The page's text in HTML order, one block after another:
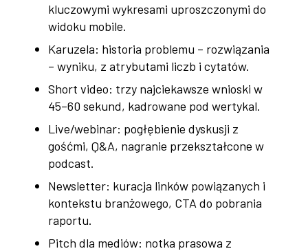
kluczowymi wykresami uproszczonymi do
widoku mobile.
Karuzela: historia problemu – rozwiązania
– wyniku, z atrybutami liczb i cytatów.
Short video: trzy najciekawsze wnioski w
45–60 sekund, kadrowane pod wertykal.
Live/webinar: pogłębienie dyskusji z
gośćmi, Q&A, nagranie przekształcone w
podcast.
Newsletter: kuracja linków powiązanych i
kontekstu branżowego, CTA do pobrania
raportu.
Pitch dla mediów: notka prasowa z